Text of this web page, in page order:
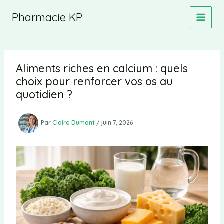
Pharmacie KP
Aliments riches en calcium : quels
choix pour renforcer vos os au
quotidien ?
Par Claire Dumont / juin 7, 2026